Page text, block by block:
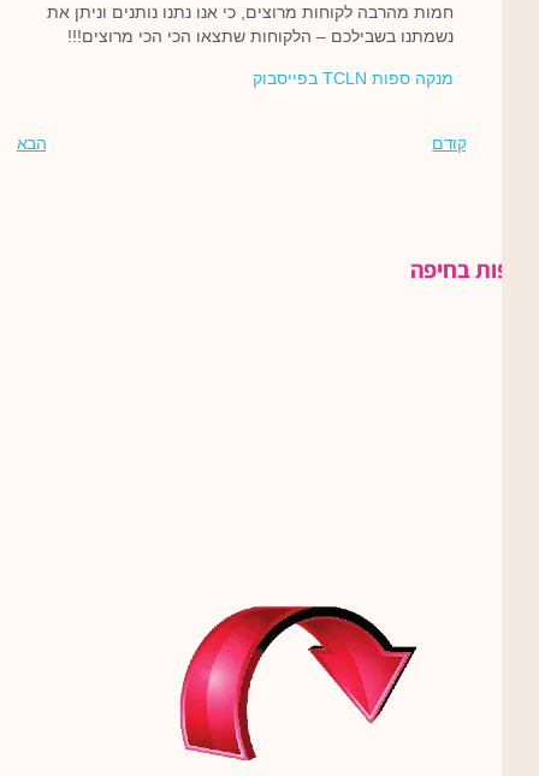
חמות מהרבה לקוחות מרוצים, כי אנו נתנו נותנים וניתן את
נשמתנו בשבילכם – הלקוחות שתצאו הכי הכי מרוצים!!!
מנקה ספות TCLN בפייסבוק
קודם הבא
ספות בחיפה